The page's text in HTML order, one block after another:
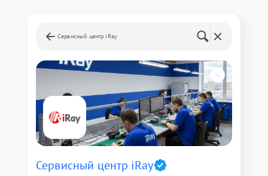
Сервисный центр iRay
Сервисный центр iRay